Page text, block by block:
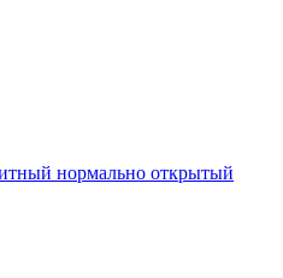
нормально открытый